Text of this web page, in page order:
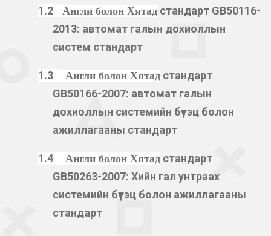
1.2 Англи болон Хятад стандарт GB50116-
2013: автомат галын дохиоллын
систем стандарт
1.3 Англи болон Хятад стандарт
GB50166-2007: автомат галын
дохиоллын системийн бүтэц болон
ажиллагааны стандарт
1.4 Англи болон Хятад стандарт
GB50263-2007: Хийн гал унтраах
системийн бүтэц болон ажиллагааны
стандарт